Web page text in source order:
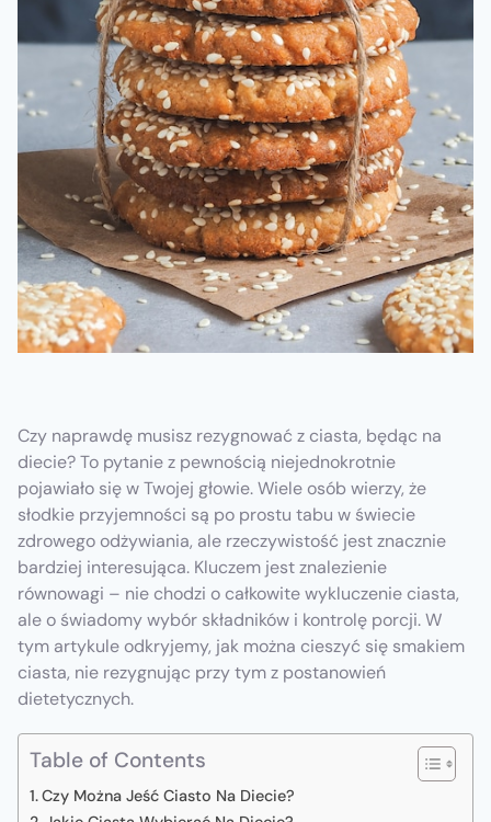
Czy naprawdę musisz rezygnować z ciasta, będąc na
diecie? To pytanie z pewnością niejednokrotnie
pojawiało się w Twojej głowie. Wiele osób wierzy, że
słodkie przyjemności są po prostu tabu w świecie
zdrowego odżywiania, ale rzeczywistość jest znacznie
bardziej interesująca. Kluczem jest znalezienie
równowagi – nie chodzi o całkowite wykluczenie ciasta,
ale o świadomy wybór składników i kontrolę porcji. W
tym artykule odkryjemy, jak można cieszyć się smakiem
ciasta, nie rezygnując przy tym z postanowień
dietetycznych.
Table of Contents
Czy Można Jeść Ciasto Na Diecie?